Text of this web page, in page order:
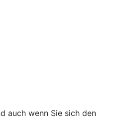
auch wenn Sie sich den